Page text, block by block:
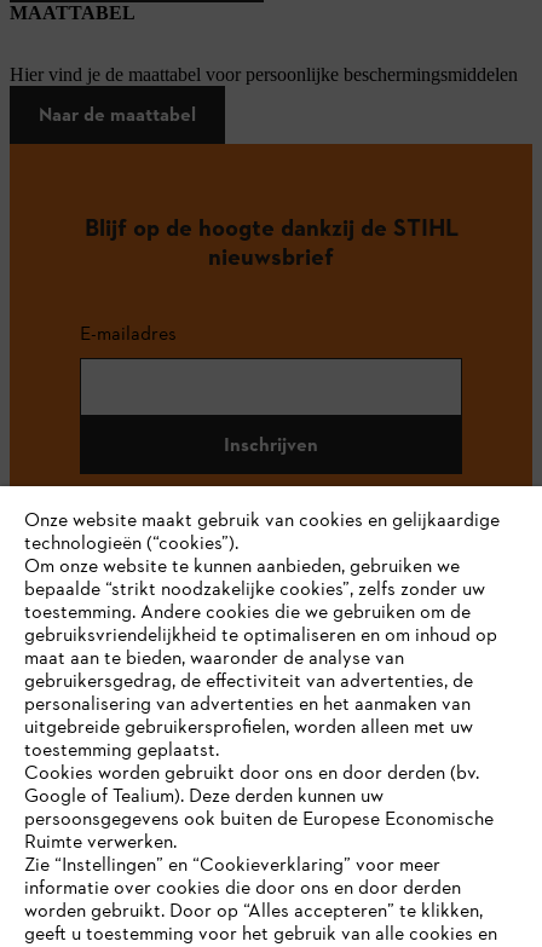
MAATTABEL
Hier vind je de maattabel voor persoonlijke beschermingsmiddelen
Naar de maattabel
Blijf op de hoogte dankzij de STIHL
nieuwsbrief
E-mailadres
Inschrijven
#STIHL
Bedrijf
STIHL FAQ
JE BROWSER WORDT NIET
ONDERSTEUND
Onze website maakt gebruik van cookies en gelijkaardige
technologieën (“cookies”).
Om onze website te kunnen aanbieden, gebruiken we
bepaalde “strikt noodzakelijke cookies”, zelfs zonder uw
toestemming. Andere cookies die we gebruiken om de
gebruiksvriendelijkheid te optimaliseren en om inhoud op
maat aan te bieden, waaronder de analyse van
gebruikersgedrag, de effectiviteit van advertenties, de
personalisering van advertenties en het aanmaken van
uitgebreide gebruikersprofielen, worden alleen met uw
toestemming geplaatst.
Cookies worden gebruikt door ons en door derden (bv.
Google of Tealium). Deze derden kunnen uw
persoonsgegevens ook buiten de Europese Economische
Ruimte verwerken.
Zie “Instellingen” en “Cookieverklaring” voor meer
informatie over cookies die door ons en door derden
worden gebruikt. Door op “Alles accepteren” te klikken,
geeft u toestemming voor het gebruik van alle cookies en